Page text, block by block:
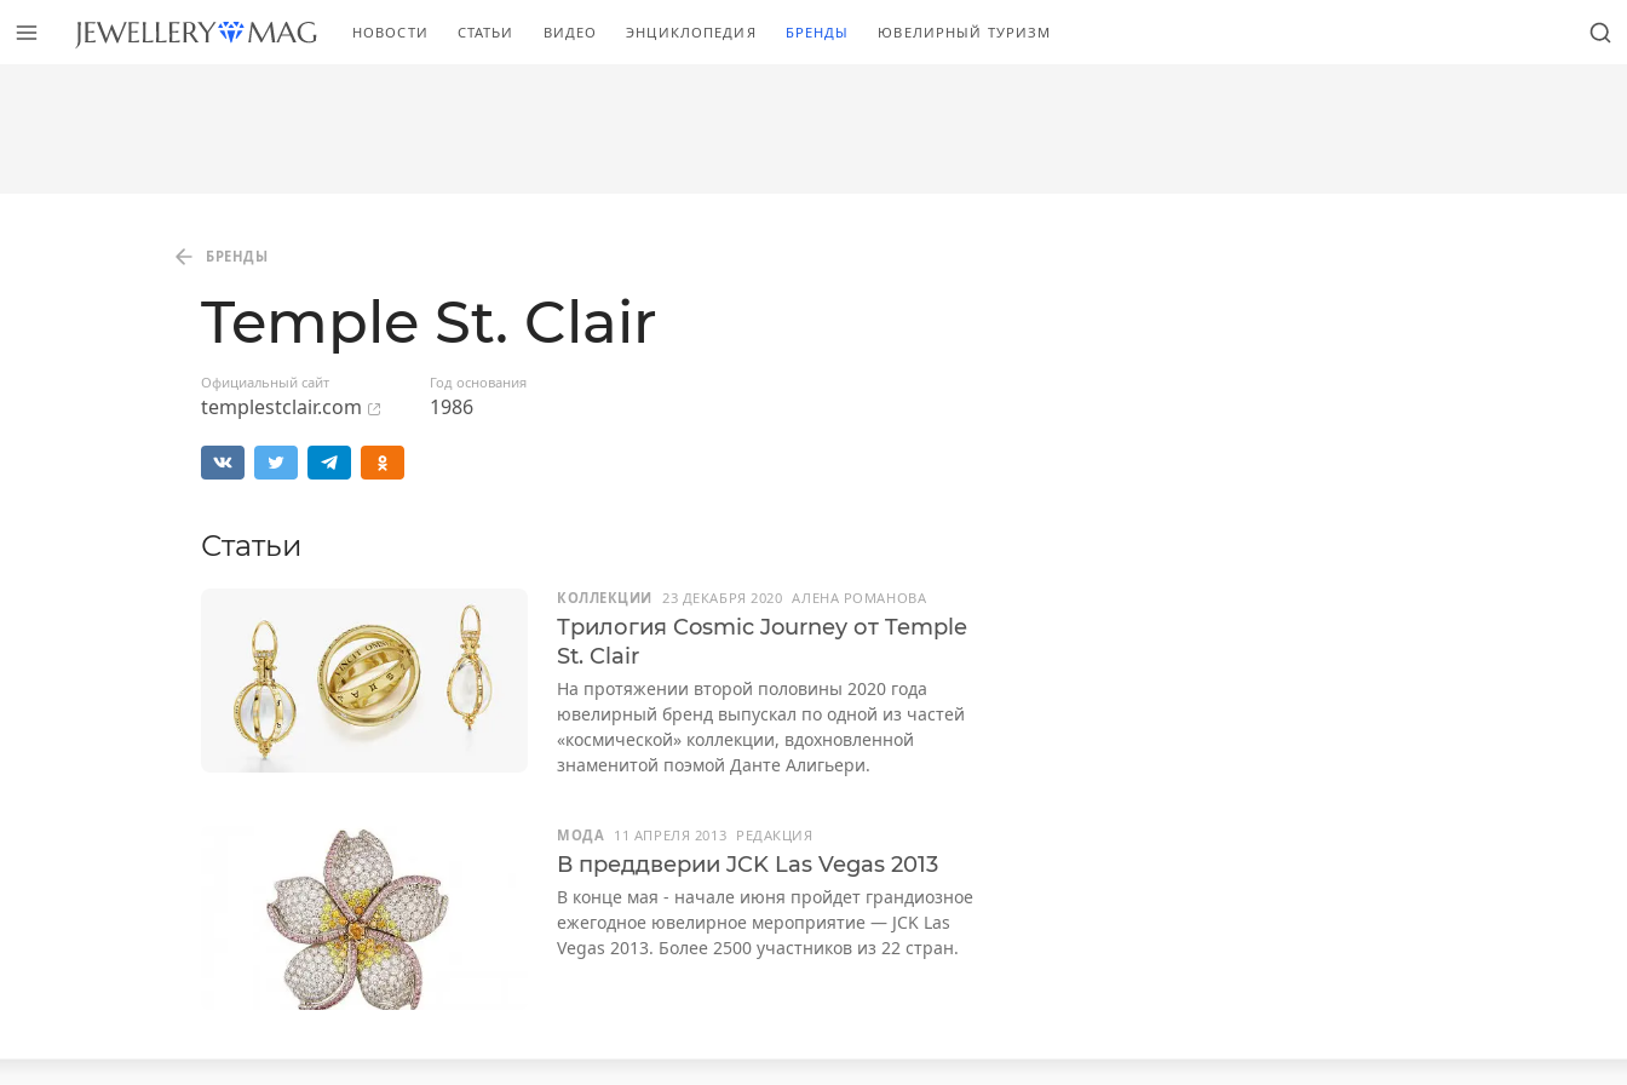
НОВОСТИ СТАТЬИ ВИДЕО ЭНЦИКЛОПЕДИЯ БРЕНДЫ ЮВЕЛИРНЫЙ ТУРИЗМ
БРЕНДЫ
Temple St. Clair
Официальный сайт
templestclair.com
Год основания
1986
Статьи
КОЛЛЕКЦИИ 23 ДЕКАБРЯ 2020 АЛЕНА РОМАНОВА
Трилогия Cosmic Journey от Temple
St. Clair
На протяжении второй половины 2020 года
ювелирный бренд выпускал по одной из частей
«космической» коллекции, вдохновленной
знаменитой поэмой Данте Алигьери.
МОДА 11 АПРЕЛЯ 2013 РЕДАКЦИЯ
В преддверии JCK Las Vegas 2013
В конце мая - начале июня пройдет грандиозное
ежегодное ювелирное мероприятие — JCK Las
Vegas 2013. Более 2500 участников из 22 стран.